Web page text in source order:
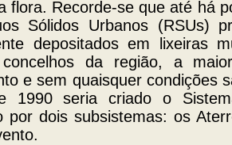
flora. Recorde-se que até há
Sólidos Urbanos (RSUs)
depositados em lixeiras
da região, a
e sem quaisquer condições
1990 seria criado o
por dois subsistemas: os